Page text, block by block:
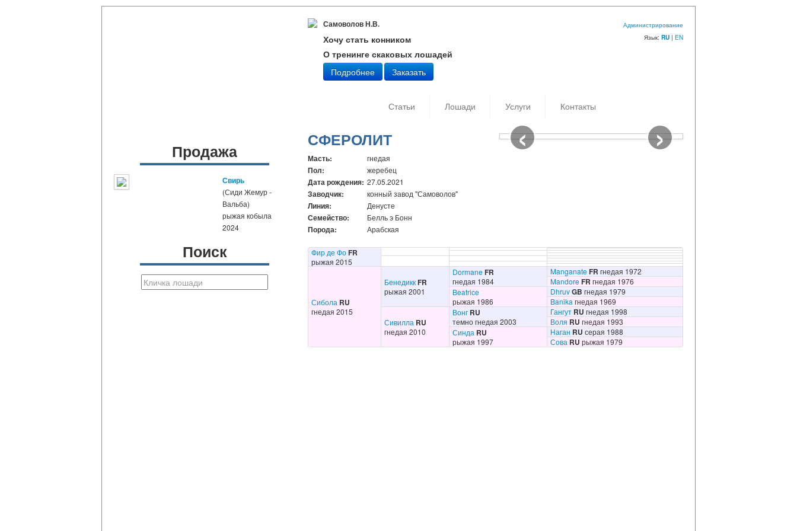
Самоволов Н.В.
Хочу стать конником
О тренинге скаковых лошадей
Подробнее
Заказать
Администрирование
Язык: RU | EN
Статьи Лошади Услуги Контакты
Продажа
Свирь
(Сиди Жемур -
Вальба)
рыжая кобыла
2024
Поиск
СФЕРОЛИТ
Масть: гнедая
Пол: жеребец
Дата рождения: 27.05.2021
Заводчик: конный завод "Самоволов"
Линия: Денусте
Семейство: Белль э Бонн
Порода: Арабская
Автор: к/з Самоволов
‹ ›
Фир де ФоFR
рыжая 2015
Сибола RU
гнедая 2015
БенедиккFR
рыжая 2001
DormaneFR
гнедая 1984
ManganateFR гнедая 1972
MandoreFR гнедая 1976
Beatrice
рыжая 1986
DhruvGB гнедая 1979
Banika гнедая 1969
Сивилла RU
гнедая 2010
Вонг RU
темно гнедая 2003
Гангут RU гнедая 1998
Воля RU гнедая 1993
Синда RU
рыжая 1997
Наган RU серая 1988
Сова RU рыжая 1979